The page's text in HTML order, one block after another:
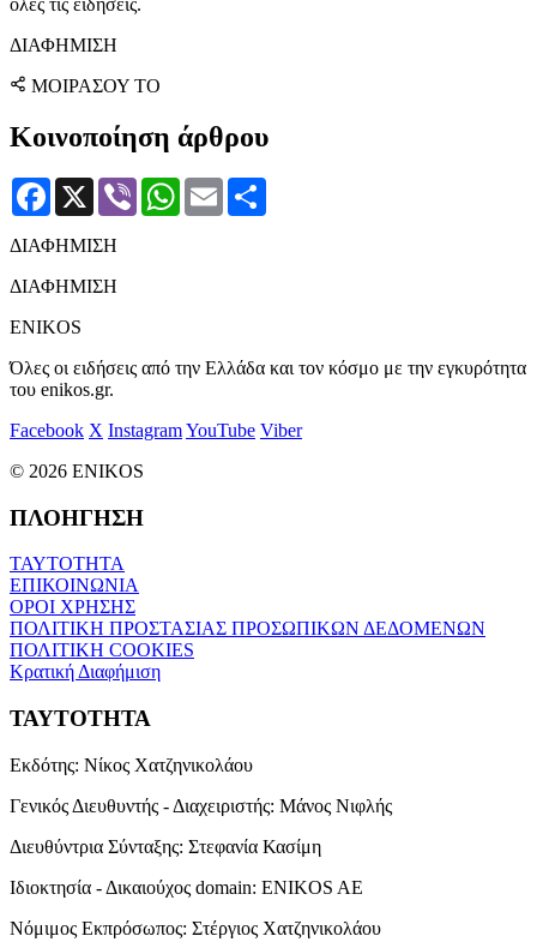
όλες τις ειδήσεις.
ΔΙΑΦΗΜΙΣΗ
ΜΟΙΡΑΣΟΥ ΤΟ
Κοινοποίηση άρθρου
Facebook
X Viber WhatsApp
Email
ΔΙΑΦΗΜΙΣΗ
ΔΙΑΦΗΜΙΣΗ
ENIKOS
Όλες οι ειδήσεις από την Ελλάδα και τον κόσμο με την εγκυρότητα
του enikos.gr.
Facebook X InstagramYouTube Viber
© 2026 ENIKOS
ΠΛΟΗΓΗΣΗ
ΤΑΥΤΟΤΗΤΑ
ΕΠΙΚΟΙΝΩΝΙΑ
ΟΡΟΙ ΧΡΗΣΗΣ
ΠΟΛΙΤΙΚΗ ΠΡΟΣΤΑΣΙΑΣ ΠΡΟΣΩΠΙΚΩΝ ΔΕΔΟΜΕΝΩΝ
ΠΟΛΙΤΙΚΗ COOKIES
Κρατική Διαφήμιση
ΤΑΥΤΟΤΗΤΑ
Εκδότης: Νίκος Χατζηνικολάου
Γενικός Διευθυντής - Διαχειριστής: Μάνος Νιφλής
Διευθύντρια Σύνταξης: Στεφανία Κασίμη
Ιδιοκτησία - Δικαιούχος domain: ENIKOS AE
Νόμιμος Εκπρόσωπος: Στέργιος Χατζηνικολάου